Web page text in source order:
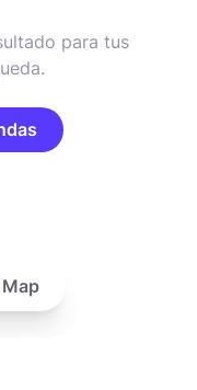
para tus
Map